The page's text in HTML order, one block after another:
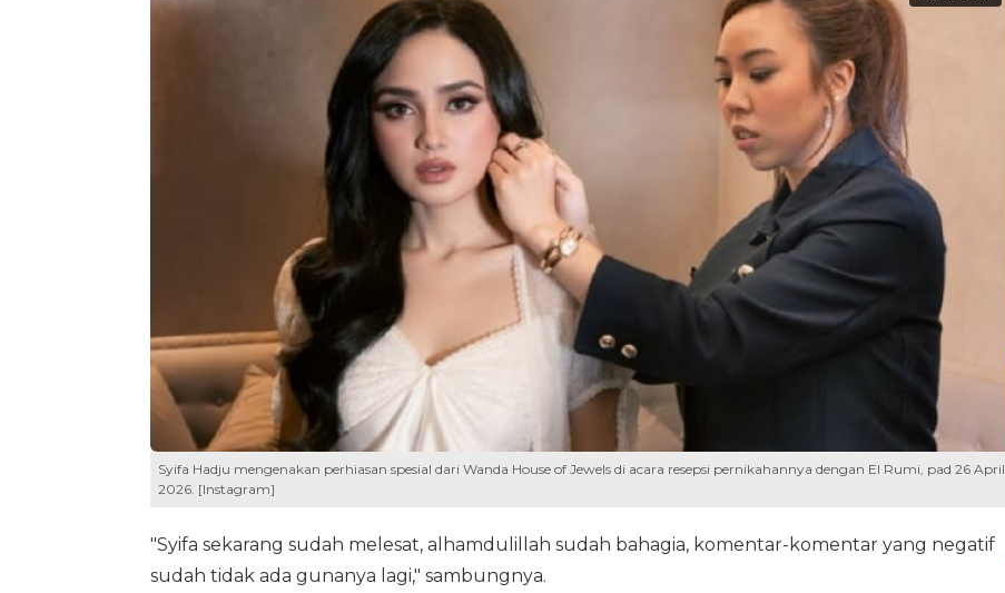
Syifa Hadju mengenakan perhiasan spesial dari Wanda House of Jewels di acara resepsi pernikahannya dengan El Rumi, pad 26 April
2026. [Instagram]
"Syifa sekarang sudah melesat, alhamdulillah sudah bahagia, komentar-komentar yang negatif
sudah tidak ada gunanya lagi," sambungnya.